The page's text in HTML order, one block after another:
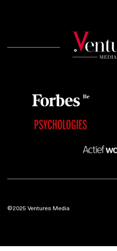
©2025 Ventures Media